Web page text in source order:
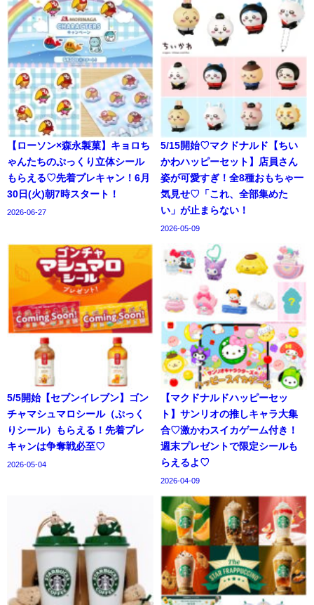
【ローソン×森永製菓】キョロち
ゃんたちのぷっくり立体シール
もらえる♡先着プレキャン！6月
30日(火)朝7時スタート！
2026-06-27
5/15開始♡マクドナルド【ちい
かわハッピーセット】店員さん
姿が可愛すぎ！全8種おもちゃ一
気見せ♡「これ、全部集めた
い」が止まらない！
2026-05-09
5/5開始【セブンイレブン】ゴン
チャマシュマロシール（ぷっく
りシール）もらえる！先着プレ
キャンは争奪戦必至♡
2026-05-04
【マクドナルドハッピーセッ
ト】サンリオの推しキャラ大集
合♡激かわスイカゲーム付き！
週末プレゼントで限定シールも
らえるよ♡
2026-04-09